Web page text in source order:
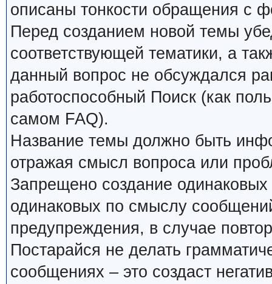
описаны тонкости обращения с
Перед созданием новой темы
соответствующей тематики, а
данный вопрос не обсуждался
работоспособный Поиск (как
самом FAQ).
Название темы должно быть
отражая смысл вопроса или
Запрещено создание
одинаковых по смыслу
предупреждения, в случае
Постарайся не делать
сообщениях – это создаст